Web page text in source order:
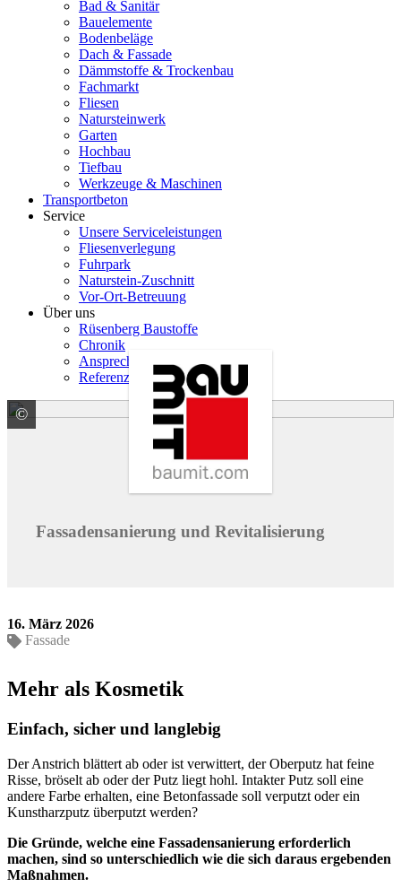
Bad & Sanitär
Bauelemente
Bodenbeläge
Dach & Fassade
Dämmstoffe & Trockenbau
Fachmarkt
Fliesen
Natursteinwerk
Garten
Hochbau
Tiefbau
Werkzeuge & Maschinen
Transportbeton
Service
Unsere Serviceleistungen
Fliesenverlegung
Fuhrpark
Naturstein-Zuschnitt
Vor-Ort-Betreuung
Über uns
Rüsenberg Baustoffe
Chronik
Ansprechpartner
Referenzen
© Baumit GmbH
Fassadensanierung und Revitalisierung
16. März 2026
Fassade
Mehr als Kosmetik
Einfach, sicher und langlebig
Der Anstrich blättert ab oder ist verwittert, der Oberputz hat feine
Risse, bröselt ab oder der Putz liegt hohl. Intakter Putz soll eine
andere Farbe erhalten, eine Betonfassade soll verputzt oder ein
Kunst­harz­putz überputzt werden?
Die Gründe, welche eine Fassadensanierung erforderlich
machen, sind so unterschiedlich wie die sich daraus ergebenden
Maßnahmen.